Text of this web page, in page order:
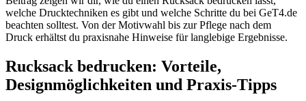
welche Drucktechniken es gibt und welche Schritte du bei GeT4.de
beachten solltest. Von der Motivwahl bis zur Pflege nach dem
Druck erhältst du praxisnahe Hinweise für langlebige Ergebnisse.
Rucksack bedrucken: Vorteile,
Designmöglichkeiten und Praxis-Tipps